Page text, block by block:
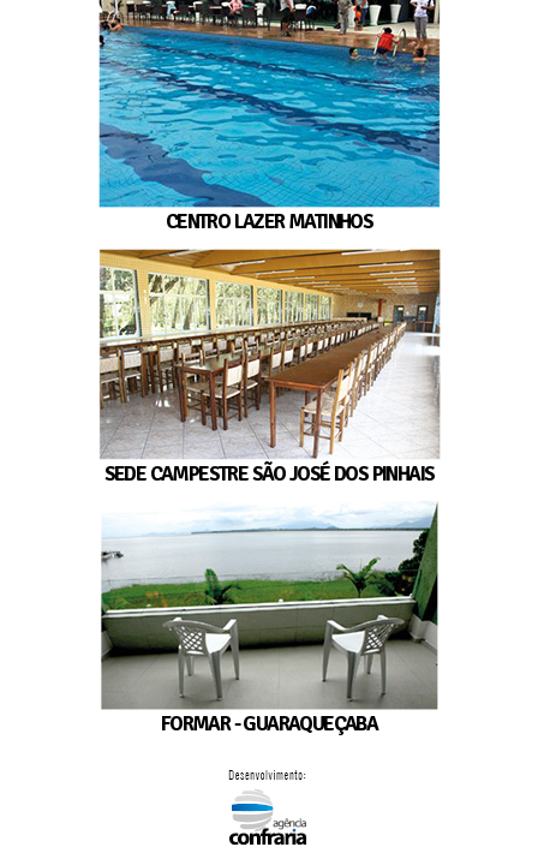
CENTRO LAZER MATINHOS
SEDE CAMPESTRE SÃO JOSÉ DOS PINHAIS
FORMAR - GUARAQUEÇABA